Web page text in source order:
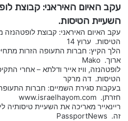
עקב האיום האיראני: קבוצת
השעיית הטיסות.
עקב האיום האיראני: קבוצת
הטיסות. ערוץ 14
הלך הקיץ: חברות התעופה הזרות
ארוך. Mako
לופטהנזה, וויז אייר ודלתא – אחרי
הטיסות. דה מרקר
בעקבות סגירת השמיים: חברות
חזרתן. www.israelhayom.com
ריינאייר מאריכה את השעיית טיסותיה
זה. PassportNews